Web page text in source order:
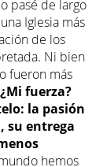
pasé de largo
Iglesia más
de los
Ni bien
fueron más
¿Mi fuerza?
la pasión
su entrega
hemos